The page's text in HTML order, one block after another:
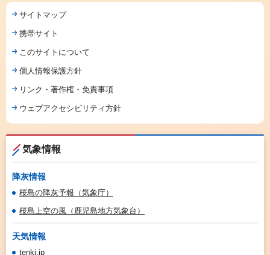
サイトマップ
携帯サイト
このサイトについて
個人情報保護方針
リンク・著作権・免責事項
ウェブアクセシビリティ方針
気象情報
降灰情報
桜島の降灰予報（気象庁）
桜島上空の風（鹿児島地方気象台）
天気情報
tenki.jp